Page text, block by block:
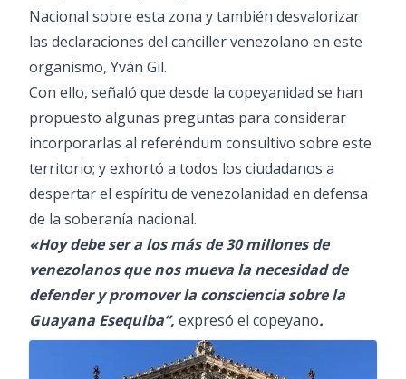
Nacional sobre esta zona y también desvalorizar
las declaraciones del canciller venezolano en este
organismo, Yván Gil.
Con ello, señaló que desde la copeyanidad se han
propuesto algunas preguntas para considerar
incorporarlas al referéndum consultivo sobre este
territorio; y exhortó a todos los ciudadanos a
despertar el espíritu de venezolanidad en defensa
de la soberanía nacional.
«Hoy debe ser a los más de 30 millones de
venezolanos que nos mueva la necesidad de
defender y promover la consciencia sobre la
Guayana Esequiba”, expresó el copeyano.